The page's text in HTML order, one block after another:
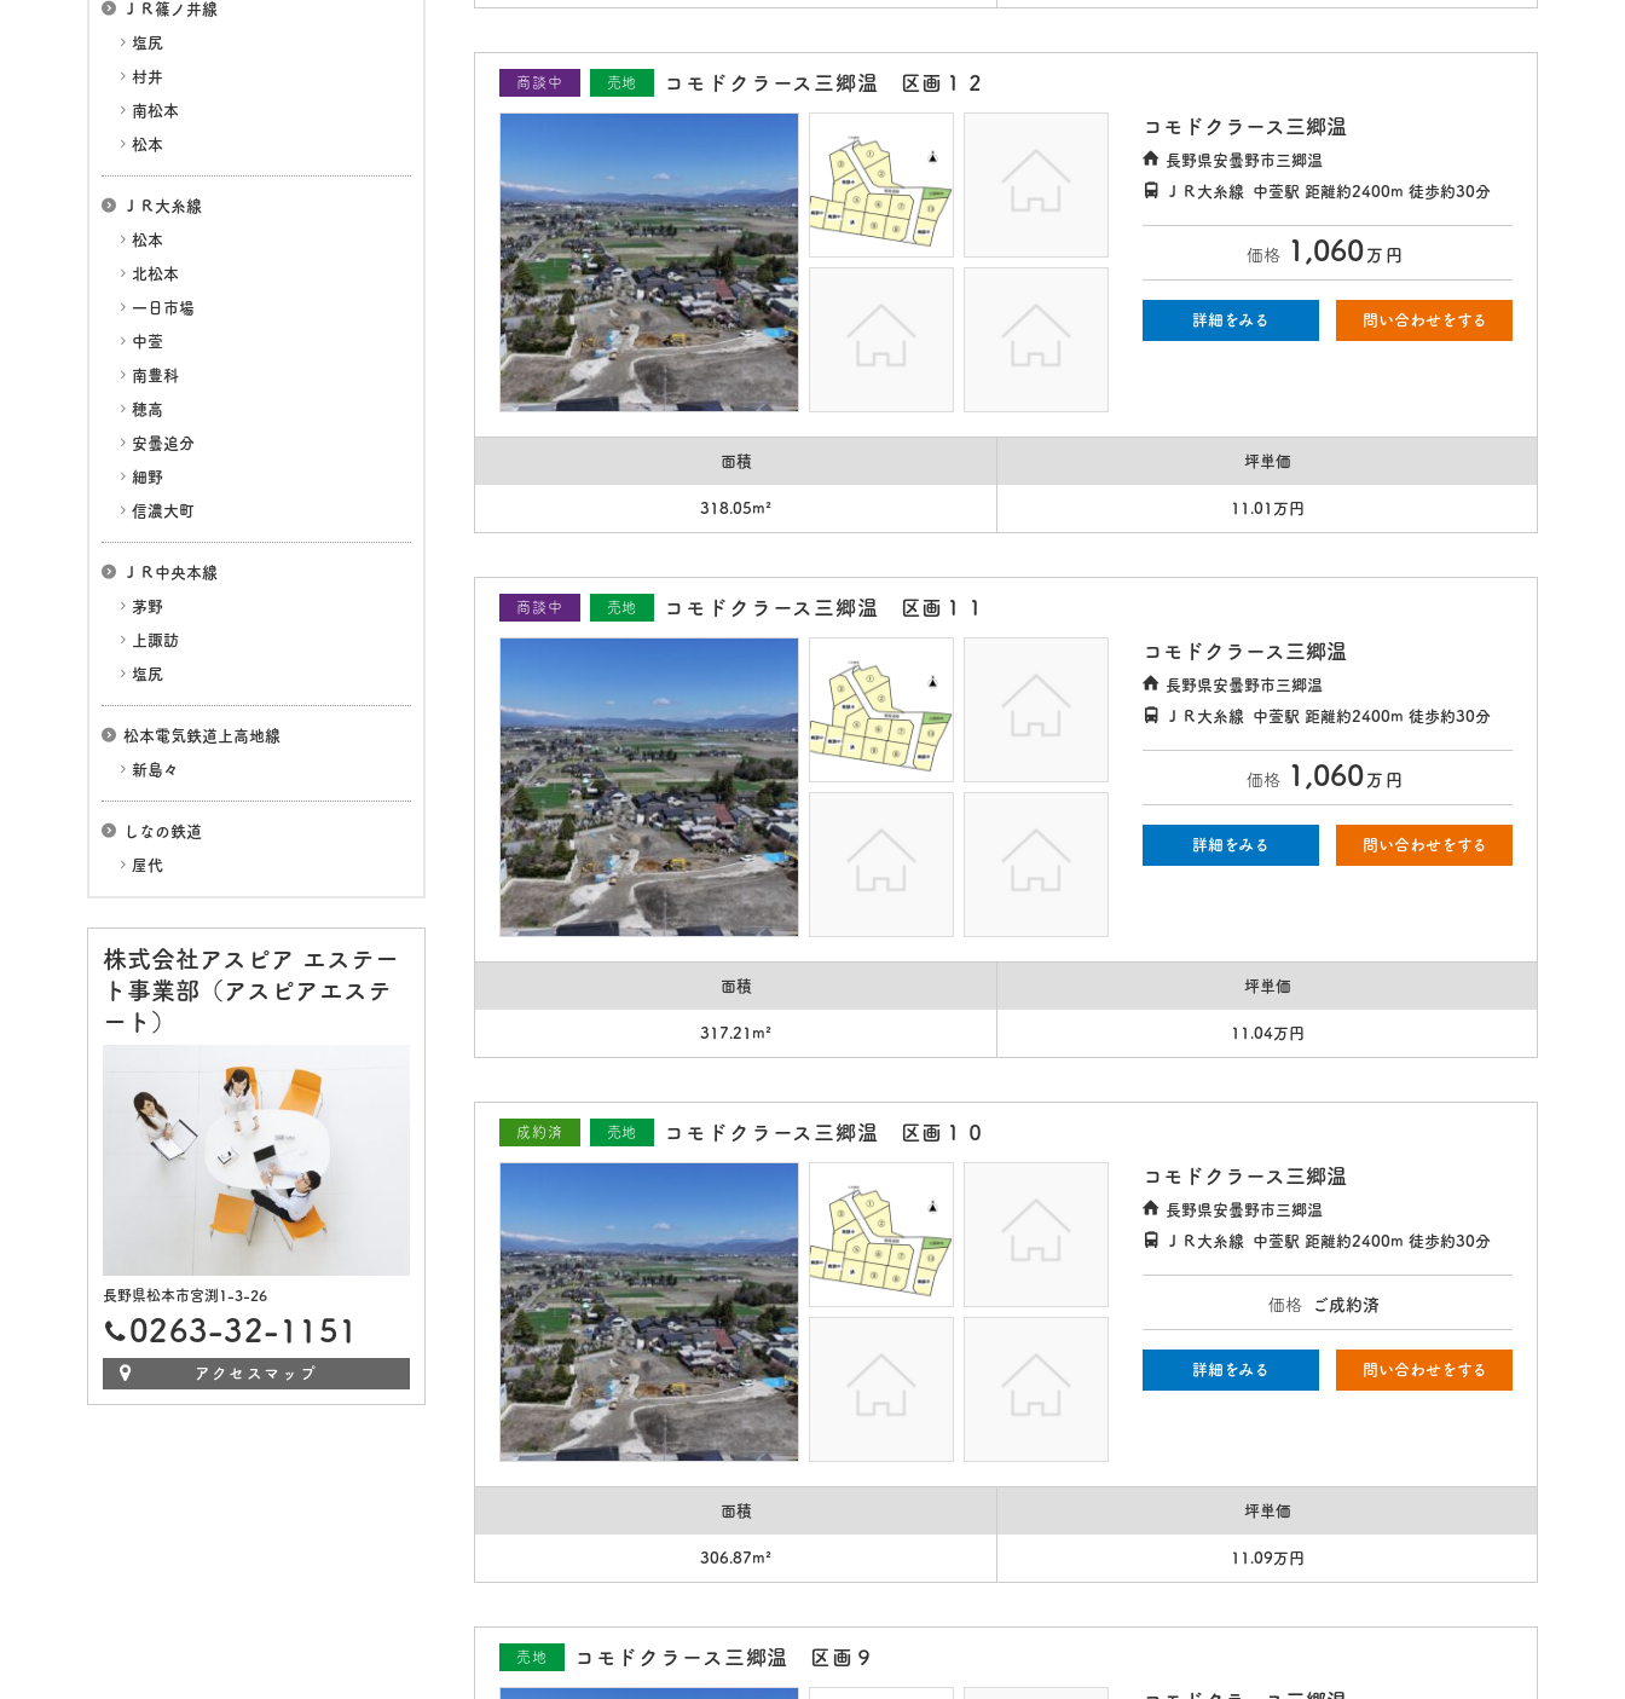
商談中 売地 コモドクラース三郷温 区画１２
コモドクラース三郷温
長野県安曇野市三郷温
ＪＲ大糸線
中萱駅 距離約2400m 徒歩約30分
価格 1,060 万 円
詳細をみる 問い合わせをする
面積 坪単価
318.05m² 11.01万円
商談中 売地 コモドクラース三郷温 区画１１
コモドクラース三郷温
長野県安曇野市三郷温
ＪＲ大糸線
中萱駅 距離約2400m 徒歩約30分
価格 1,060 万 円
詳細をみる 問い合わせをする
面積 坪単価
317.21m² 11.04万円
成約済 売地 コモドクラース三郷温 区画１０
コモドクラース三郷温
長野県安曇野市三郷温
ＪＲ大糸線
中萱駅 距離約2400m 徒歩約30分
価格 ご成約済
詳細をみる 問い合わせをする
面積 坪単価
306.87m² 11.09万円
売地 コモドクラース三郷温 区画９
ＪＲ篠ノ井線
塩尻
村井
南松本
松本
ＪＲ大糸線
松本
北松本
一日市場
中萱
南豊科
穂高
安曇追分
細野
信濃大町
ＪＲ中央本線
茅野
上諏訪
塩尻
松本電気鉄道上高地線
新島々
しなの鉄道
屋代
株式会社アスピア エステー
ト事業部（アスピアエステ
ート）
長野県松本市宮渕1-3-26
0263-32-1151
アクセスマップ